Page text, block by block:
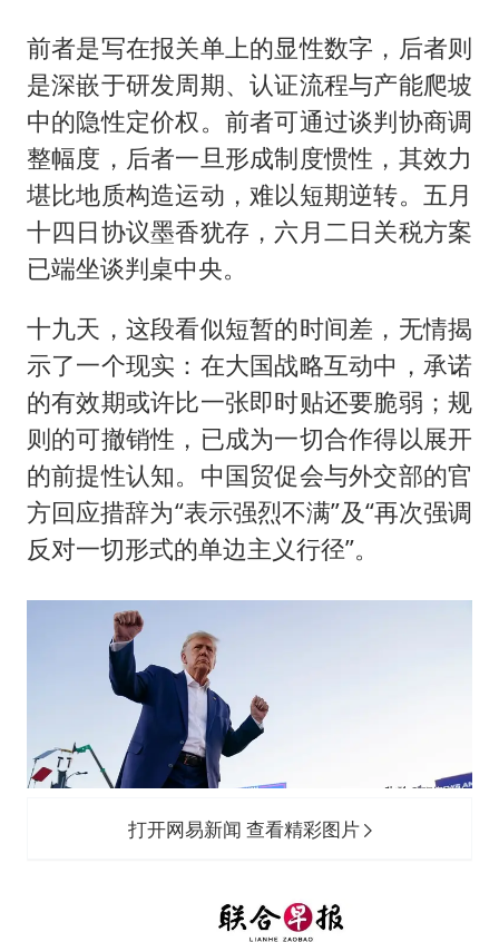
前者是写在报关单上的显性数字，后者则
是深嵌于研发周期、认证流程与产能爬坡
中的隐性定价权。前者可通过谈判协商调
整幅度，后者一旦形成制度惯性，其效力
堪比地质构造运动，难以短期逆转。五月
十四日协议墨香犹存，六月二日关税方案
已端坐谈判桌中央。
十九天，这段看似短暂的时间差，无情揭
示了一个现实：在大国战略互动中，承诺
的有效期或许比一张即时贴还要脆弱；规
则的可撤销性，已成为一切合作得以展开
的前提性认知。中国贸促会与外交部的官
方回应措辞为“表示强烈不满”及“再次强调
反对一切形式的单边主义行径”。
打开网易新闻 查看精彩图片